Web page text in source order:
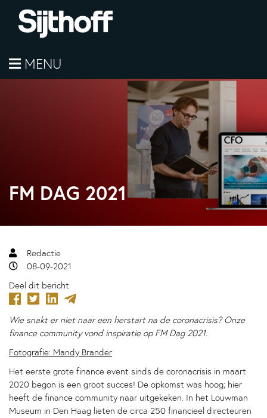
MENU
FM DAG 2021
Redactie
08-09-2021
Deel dit bericht
Wie snakt er niet naar een herstart na de coronacrisis? Onze
finance community vond inspiratie op FM Dag 2021.
Fotografie: Mandy Brander
Het eerste grote finance event sinds de coronacrisis in maart
2020 begon is een groot succes! De opkomst was hoog; hier
heeft de finance community naar uitgekeken. In het Louwman
Museum in Den Haag lieten de circa 250 financieel directeuren